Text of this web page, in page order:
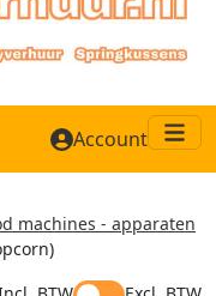
Account
machines - apparaten